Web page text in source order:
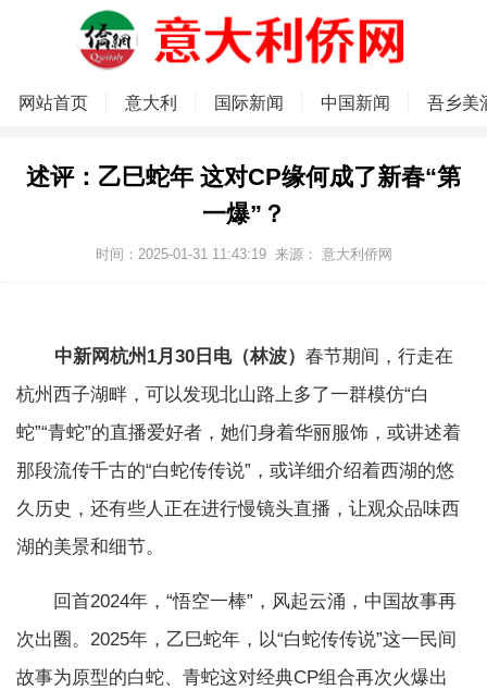
网站首页 意大利 国际新闻 中国新闻 吾乡美
述评：乙巳蛇年 这对CP缘何成了新春“第
一爆”？
时间：2025-01-31 11:43:19 来源： 意大利侨网
中新网杭州1月30日电（林波） 春节期间，行走在
杭州西子湖畔，可以发现北山路上多了一群模仿“白
蛇”“青蛇”的直播爱好者，她们身着华丽服饰，或讲述着
那段流传千古的“白蛇传传说”，或详细介绍着西湖的悠
久历史，还有些人正在进行慢镜头直播，让观众品味西
湖的美景和细节。
回首2024年，“悟空一棒”，风起云涌，中国故事再
次出圈。2025年，乙巳蛇年，以“白蛇传传说”这一民间
故事为原型的白蛇、青蛇这对经典CP组合再次火爆出